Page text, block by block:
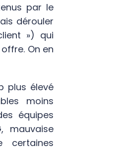
par le
dérouler
») qui
On en
plus élevé
moins
équipes
mauvaise
certaines